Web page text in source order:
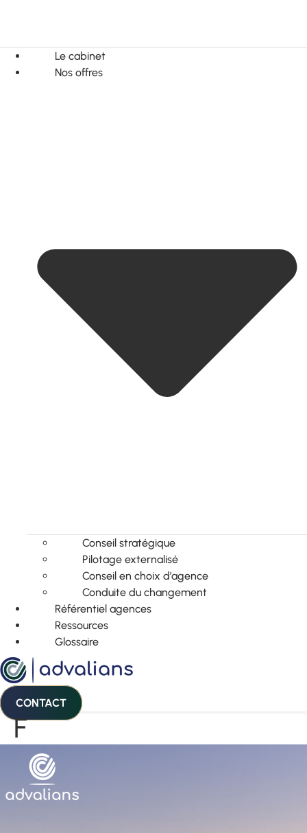
Le cabinet
Nos offres
Conseil stratégique
Pilotage externalisé
Conseil en choix d’agence
Conduite du changement
Référentiel agences
Ressources
Glossaire
CONTACT
F